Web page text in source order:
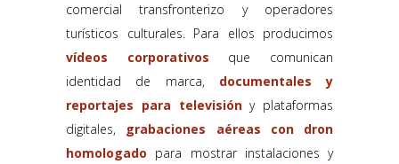
comercial transfronterizo y operadores
turísticos culturales. Para ellos producimos
vídeos corporativos que comunican
identidad de marca, documentales y
reportajes para televisióny plataformas
digitales, grabaciones aéreas con dron
homologado para mostrar instalaciones y